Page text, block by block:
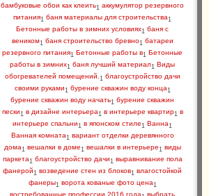
бамбуковые обои как клеить1 аккумулятор резервного
питания1 баня материалы для строительства 1
Бетонные работы в зимних условиях1 баня с
веником1 баня строительство бревно1 батареи
резервного питания1 Бетонные работы в1 Бетонные
работы в зимних1 баня лучший материал1 Виды
обогревателей помещений. 1 благоустройство дачи
своими руками 1 бурение скважин воду конца1
бурение скважин воду начать1 бурение скважин
пески 1 в дизайне интерьера1 в интерьере квартир1 в
интерьере спальни 1 в японском стиле 1 Ванна 1
Ванная комната1 вариант отделки деревянного
дома1 вешалки в доме 1 вешалки в интерьере 1 виды
паркета1 благоустройство дачи 1 выравнивание пола
фанерой 1 возведение стен из блоков1 влагостойкой
фанеры1 ворота кованые фото цена1
востребованные профессии 2016 года выбрать